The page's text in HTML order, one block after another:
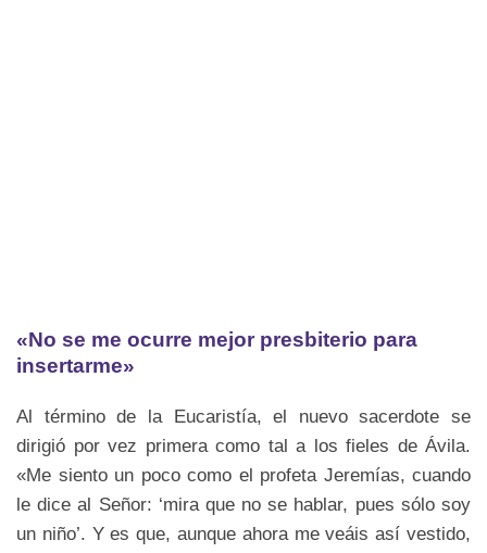
«No se me ocurre mejor presbiterio para
insertarme»
Al término de la Eucaristía, el nuevo sacerdote se
dirigió por vez primera como tal a los fieles de Ávila.
«Me siento un poco como el profeta Jeremías, cuando
le dice al Señor: ‘mira que no se hablar, pues sólo soy
un niño’. Y es que, aunque ahora me veáis así vestido,